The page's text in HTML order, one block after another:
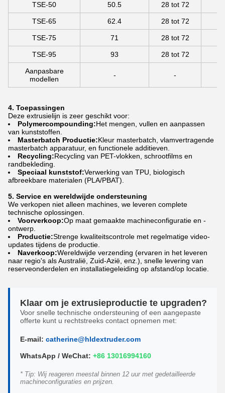
TSE-50 50.5 28 tot 72
TSE-65 62.4 28 tot 72
TSE-75 71 28 tot 72
TSE-95 93 28 tot 72
Aanpasbare
modellen
- -
4. Toepassingen
Deze extrusielijn is zeer geschikt voor:
Polymercompounding:Het mengen, vullen en aanpassen
van kunststoffen.
Masterbatch Productie:Kleur masterbatch, vlamvertragende
masterbatch apparatuur, en functionele additieven.
Recycling:Recycling van PET-vlokken, schrootfilms en
randbekleding.
Speciaal kunststof:Verwerking van TPU, biologisch
afbreekbare materialen (PLA/PBAT).
5. Service en wereldwijde ondersteuning
We verkopen niet alleen machines, we leveren complete
technische oplossingen.
Voorverkoop:Op maat gemaakte machineconfiguratie en -
ontwerp.
Productie:Strenge kwaliteitscontrole met regelmatige video-
updates tijdens de productie.
Naverkoop:Wereldwijde verzending (ervaren in het leveren
naar regio's als Australië, Zuid-Azië, enz.), snelle levering van
reserveonderdelen en installatiegeleiding op afstand/op locatie.
Klaar om je extrusieproductie te upgraden?
Voor snelle technische ondersteuning of een aangepaste
offerte kunt u rechtstreeks contact opnemen met:
E-mail: catherine@hldextruder.com
WhatsApp / WeChat: +86 13016994160
* Tip: Wij reageren meestal binnen 12 uur met gedetailleerde
machineconfiguraties en prijzen.